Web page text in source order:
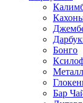
Бонго
Бар